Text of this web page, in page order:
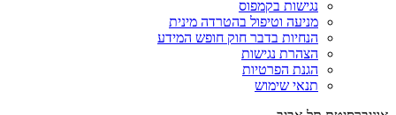
נגישות בקמפוס
מניעה וטיפול בהטרדה מינית
הנחיות בדבר חוק חופש המידע
הצהרת נגישות
הגנת הפרטיות
תנאי שימוש